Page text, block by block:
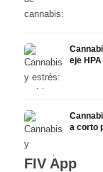
eje HPA
a corto
FIV App